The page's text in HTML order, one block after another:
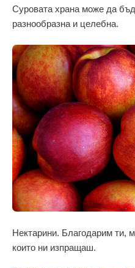
Суровата храна може да
разнообразна и целебна.
Нектарини. Благодарим ти,
които ни изпращаш.